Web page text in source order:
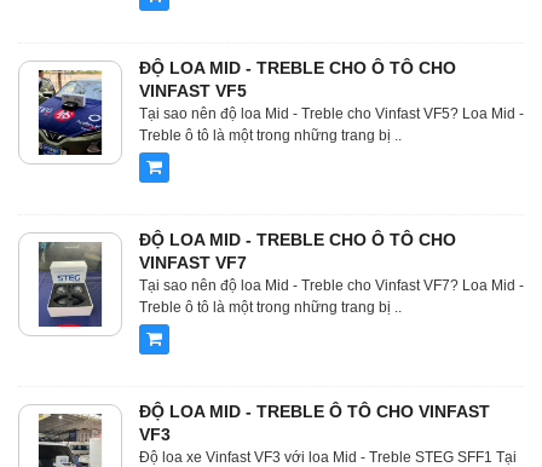
ĐỘ LOA MID - TREBLE CHO Ô TÔ CHO
VINFAST VF5
Tại sao nên độ loa Mid - Treble cho Vinfast VF5? Loa Mid -
Treble ô tô là một trong những trang bị ..
ĐỘ LOA MID - TREBLE CHO Ô TÔ CHO
VINFAST VF7
Tại sao nên độ loa Mid - Treble cho Vinfast VF7? Loa Mid -
Treble ô tô là một trong những trang bị ..
ĐỘ LOA MID - TREBLE Ô TÔ CHO VINFAST
VF3
Độ loa xe Vinfast VF3 với loa Mid - Treble STEG SFF1 Tại